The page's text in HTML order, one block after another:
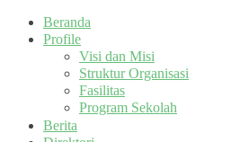
Beranda
Profile
Visi dan Misi
Struktur Organisasi
Fasilitas
Program Sekolah
Berita